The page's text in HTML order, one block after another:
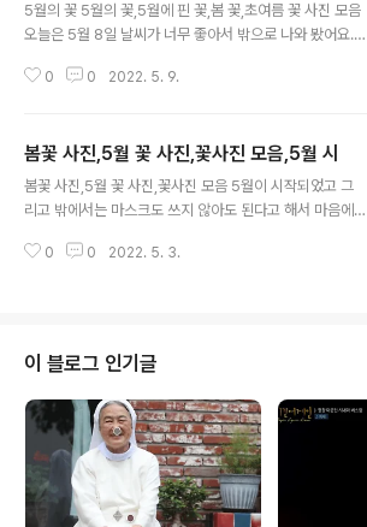
5월의 꽃 5월의 꽃,5월에 핀 꽃,봄 꽃,초여름 꽃 사진 모음
오늘은 5월 8일 날씨가 너무 좋아서 밖으로 나와 봤어요.
어요 너무 활짝 피기 시작해서 깜짝 놀랐죠. 지난 주 까지
니다. 이제 마스크도 벗고 마음껏 공기 마시면서 지내는 날
들이 곧 오길 기대하고 있습니다 https://www.youtube.
com/watch?v=wgM4qfVsbhQ https://www.youtu
운세,무료 농협토정비결 2022년 무료 농협운세,무료 농협
0 0 2022. 5. 9.
봄꽃 사진,5월 꽃 사진,꽃사진 모음,5월 시
봄꽃 사진,5월 꽃 사진,꽃사진 모음 5월이 시작되었고 그
리고 밖에서는 마스크도 쓰지 않아도 된다고 해서 마음에
서울에 올라갔는데요. 차를 기다리다 피어있는 봄꽃들을
마을 골목은 들로 내려서자 푸르러진다 바람은 넘실 천(千)
이랑 만(萬)이랑 이랑이랑 햇빛이 갈라지고 보리도 허리통
이 부끄럽게 드러났다. 꾀꼬리는 여태 혼자 날아볼 줄 모르
나니 암컷이라 쫓길 뿐 수놈이라 쫓을 뿐 황금 빛난 길이 어
지럴 뿐 얇은 단장하고 아양 가득 차 있는 산봉우리야 오늘
밤 너 어디로 가버리련?..
0 0 2022. 5. 3.
이 블로그 인기글